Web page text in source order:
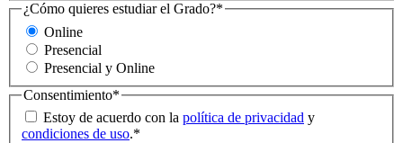
¿Cómo quieres estudiar el Grado?*
Online
Presencial
Presencial y Online
Consentimiento*
Estoy de acuerdo con la política de privacidad y
condiciones de uso.*